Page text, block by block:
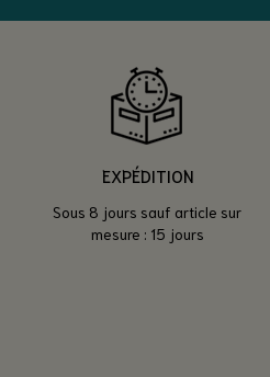
EXPÉDITION
Sous 8 jours sauf article sur
mesure : 15 jours